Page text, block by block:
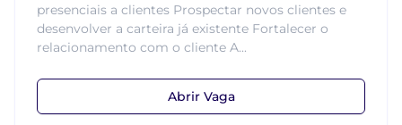
presenciais a clientes Prospectar novos clientes e
desenvolver a carteira já existente Fortalecer o
relacionamento com o cliente A...
Abrir Vaga